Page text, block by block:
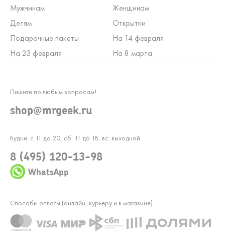
Мужчинам
Женщинам
Детям
Открытки
Подарочные пакеты
На 14 февраля
На 23 февраля
На 8 марта
Будни: с 11 до 20, сб: 11 до 18, вс: выходной
8 (495) 120-13-98
WhatsApp
Пишите по любым вопросам!
shop@mrgeek.ru
Способы оплаты (онлайн, курьеру и в магазине)